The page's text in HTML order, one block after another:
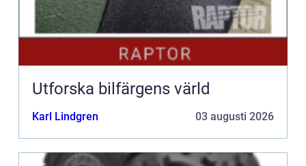
Utforska bilfärgens värld
Karl Lindgren 03 augusti 2026